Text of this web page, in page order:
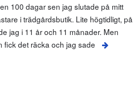
100 dagar sen jag slutade på mitt
i trädgårdsbutik. Lite högtidligt, på
jag i 11 år och 11 månader. Men
fick det räcka och jag sade